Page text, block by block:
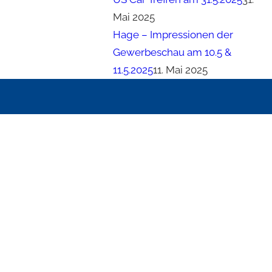
Mai 2025
Hage – Impressionen der
Gewerbeschau am 10.5 &
11.5.202511. Mai 2025